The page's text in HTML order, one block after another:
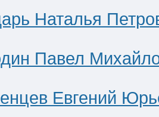
Наталья
Павел
Евгений